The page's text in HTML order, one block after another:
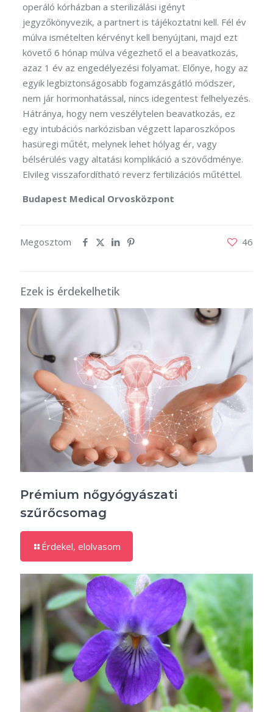
operáló kórházban a sterilizálási igényt
jegyzőkönyvezik, a partnert is tájékoztatni kell. Fél év
múlva ismételten kérvényt kell benyújtani, majd ezt
követő 6 hónap múlva végezhető el a beavatkozás,
azaz 1 év az engedélyezési folyamat. Előnye, hogy az
egyik legbiztonságosabb fogamzásgátló módszer,
nem jár hormonhatással, nincs idegentest felhelyezés.
Hátránya, hogy nem veszélytelen beavatkozás, ez
egy intubációs narkózisban végzett laparoszkópos
hasüregi műtét, melynek lehet hólyag ér, vagy
bélsérülés vagy altatási komplikáció a szövődménye.
Elvileg visszafordítható reverz fertilizációs műtéttel.
Budapest Medical Orvosközpont
Megosztom 46
Ezek is érdekelhetik
Prémium nőgyógyászati
szűrőcsomag
Érdekel, elolvasom